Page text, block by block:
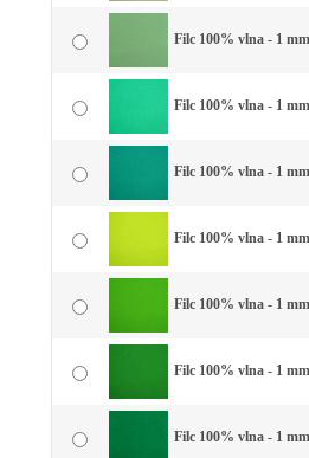
Filc 100% vlna - 1
Filc 100% vlna - 1
Filc 100% vlna - 1
Filc 100% vlna - 1
Filc 100% vlna - 1
Filc 100% vlna - 1
Filc 100% vlna - 1